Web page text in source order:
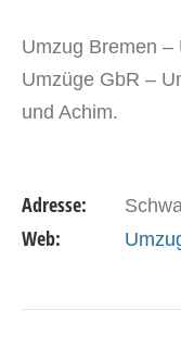
Umzug Bremen
Umzüge GbR –
und Achim.
Adresse:
Web: